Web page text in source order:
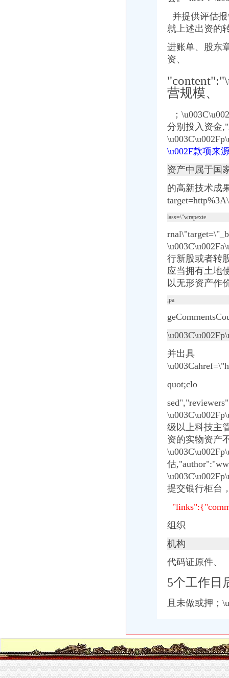
中国铝业4家下属公司转股：拟引8家机构共增资126亿_凤凰财经
云南景谷林业股份有限公司关于向全资子公司进行增资的公告_网易新闻
中海集运关于深圳一海通全球供应链管理有限公司增资扩股暨本公司放
中国石化：关于中石化川气东送天然气管道有限公司增资引进投资者的
【58同城】重庆南岸四公里资质证书办理_企业资质代理_资质代办机构
【重庆四公里公司资质认证|企业资质认证|企业认证网】-重庆赶集网
智光电气：关于广州供电局有限公司拟增资南电能源综合利用股份有限
公司关于中石化川气东送天然气管道有限公司增资引进投资者的公告|
公司关于中石化川气东送天然气管道有限公司增资引进投资者的公告|
：大秦铁路关于收购山西太兴铁路有限责任公司70%股权并增
万马股份（002276）-公司公告-万马股份：关于使用募集资金对子公司
[关联交易]广汇股份（）关于向＂新疆新能源公司有限公司＂进
雏鹰农牧（002477）关于对子公司增资的公告_雏鹰农牧（002477）
湖北宜化：对雷波县华瑞矿业有限公司增资_股票频道_同花顺财经
四川泸天化股份有限公司董事会四届六次会议决议公告-基金频道-和讯网
泸天化：关于对宁夏捷美丰友化工有限公司增资的公告_证券之星
四川泸天化股份有限公司董事会四届六次会议决议公告-券频道-和讯网
四川泸天化股份有限公司董事会四届六次会议决议公告-券频道-和讯网
暴风镜增资获多家公司追捧虚拟现实受关注|暴风镜|虚拟现实_互联
【重庆四公里税务登记|税务登记证办理|代理税务登记】-重庆赶集网
并提供评估报
就上述出资的
进账单、股东
资、
营规模、
；
分别投入资金,
\u002F款项来
资产中属于国
的高新技术成
lass=\"wrapexte
行新股或者转
应当拥有土地
以无形资产作
;pa
并出具
quot;clo
级以上科技主
资的实物资产
估
提交银行柜台
组织
机构
代码证原件、
5个工作日
且未做或押；